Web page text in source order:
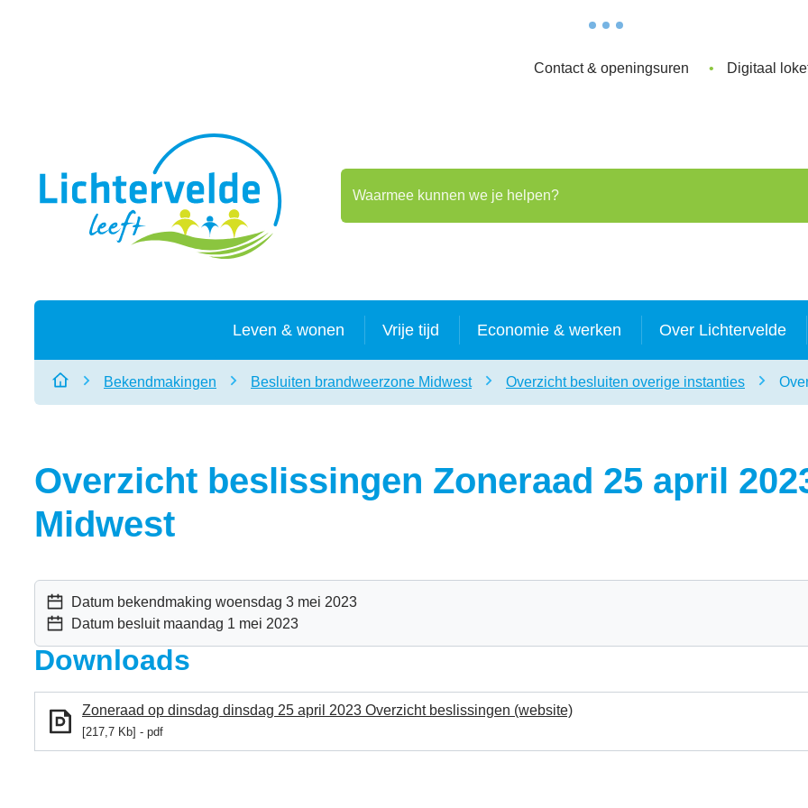
Contact & openingsuren Digitaal
Waarmee kunnen we je helpen?
Leven & wonen Vrije tijd Economie & werken Over Lichtervelde
Startpagina
Bekendmakingen Besluiten brandweerzone Midwest Overzicht besluiten overige instanties
Overzicht beslissingen Zoneraad 25 april
Midwest
Datum bekendmaking woensdag 3 mei 2023
Datum besluitmaandag 1 mei 2023
Downloads
Zoneraad op dinsdag dinsdag 25 april 2023 Overzicht beslissingen (website)
217,7 Kb pdf